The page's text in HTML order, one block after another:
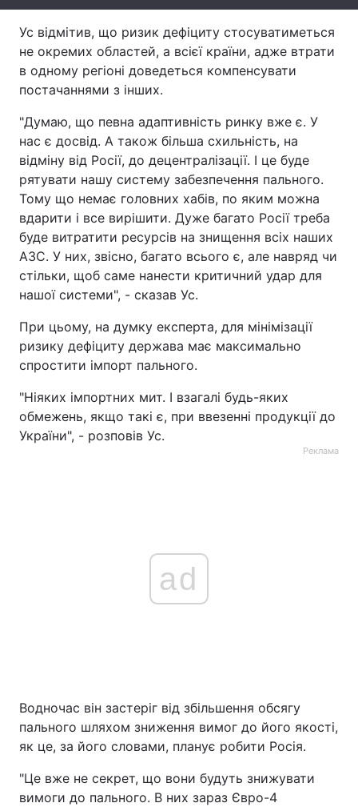
Тема оформлення
Ус відмітив, що ризик дефіциту стосуватиметься
не окремих областей, а всієї країни, адже втрати
в одному регіоні доведеться компенсувати
постачаннями з інших.
"Думаю, що певна адаптивність ринку вже є. У
нас є досвід. А також більша схильність, на
відміну від Росії, до децентралізації. І це буде
рятувати нашу систему забезпечення пального.
Тому що немає головних хабів, по яким можна
вдарити і все вирішити. Дуже багато Росії треба
буде витратити ресурсів на знищення всіх наших
АЗС. У них, звісно, багато всього є, але навряд чи
стільки, щоб саме нанести критичний удар для
нашої системи", - сказав Ус.
При цьому, на думку експерта, для мінімізації
ризику дефіциту держава має максимально
спростити імпорт пального.
"Ніяких імпортних мит. І взагалі будь-яких
обмежень, якщо такі є, при ввезенні продукції до
України", - розповів Ус.
Реклама
ad
Водночас він застеріг від збільшення обсягу
пального шляхом зниження вимог до його якості,
як це, за його словами, планує робити Росія.
"Це вже не секрет, що вони будуть знижувати
вимоги до пального. В них зараз Євро-4